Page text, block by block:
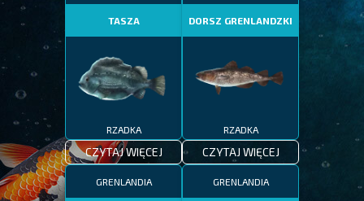
TASZA
RZADKA
CZYTAJ WIĘCEJ
DORSZ GRENLANDZKI
RZADKA
CZYTAJ WIĘCEJ
GRENLANDIA GRENLANDIA